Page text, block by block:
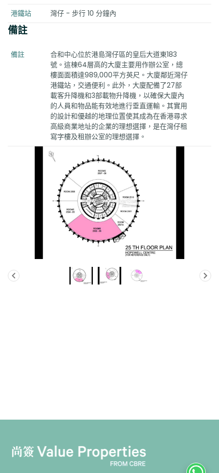
港鐵站
灣仔 - 步行 10 分鐘內
備註
備註
合和中心位於港島灣仔區的皇后大道東183
號。這棟64層高的大廈主要用作辦公室，總
樓面面積達989,000平方英尺。大廈鄰近灣仔
港鐵站，交通便利。此外，大廈配備了27部
載客升降機和3部載物升降機，以確保大廈內
的人員和物品能有效地進行垂直運輸。其實用
的設計和優越的地理位置使其成為在香港尋求
高級商業地址的企業的理想選擇，是在灣仔租
寫字樓及租辦公室的理想選擇。